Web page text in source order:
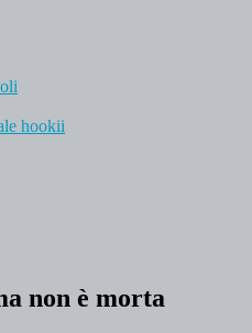
hookii
non è morta